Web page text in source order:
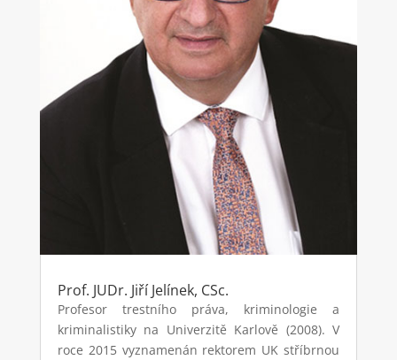
Prof. JUDr. Jiří Jelínek, CSc.
Profesor trestního práva, kriminologie a
kriminalistiky na Univerzitě Karlově (2008). V
roce 2015 vyznamenán rektorem UK stříbrnou